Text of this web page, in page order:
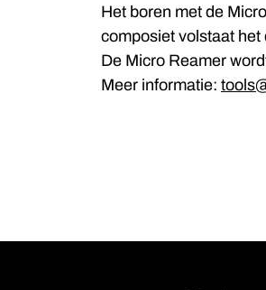
Het boren met de
composiet volstaat het
De Micro Reamer
Meer informatie: